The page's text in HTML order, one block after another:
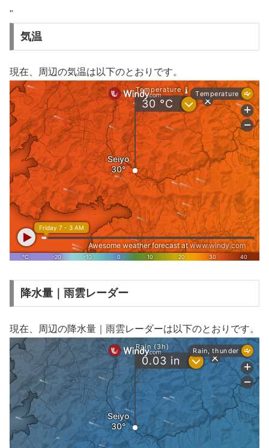
"
気温
現在、周辺の気温は以下のとおりです。
降水量｜雨雲レーダー
現在、周辺の降水量｜雨雲レーダーは以下のとおりです。